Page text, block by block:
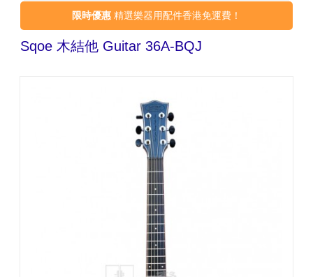
限時優惠 精選樂器用配件香港免運費！
Sqoe 木結他 Guitar 36A-BQJ